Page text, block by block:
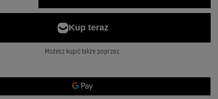
Możesz kupić także poprzez: